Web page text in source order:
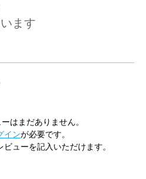
ます
はまだありません。
インが必要です。
ビューを記入いただけます。